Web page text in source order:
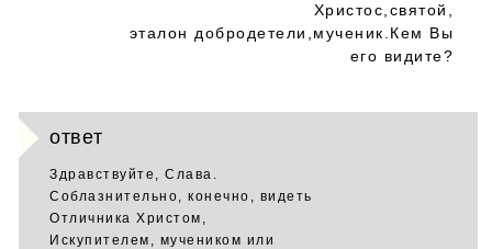
Христос,святой,
эталон добродетели,мученик.Кем Вы
его видите?
ответ
Здравствуйте, Слава.
Соблазнительно, конечно, видеть
Отличника Христом,
Искупителем, мучеником или